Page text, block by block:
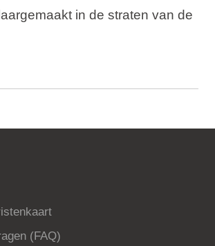
in de straten van de
(FAQ)